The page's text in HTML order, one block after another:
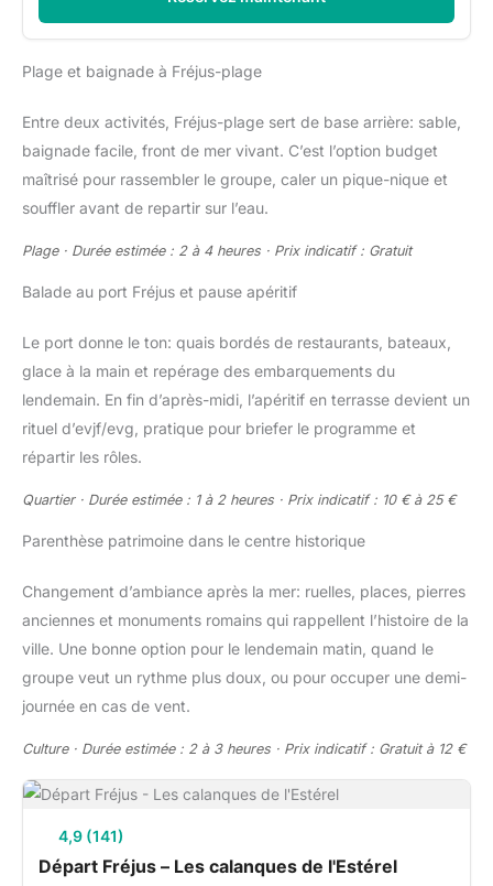
Plage et baignade à Fréjus-plage
Entre deux activités, Fréjus-plage sert de base arrière: sable,
baignade facile, front de mer vivant. C’est l’option budget
maîtrisé pour rassembler le groupe, caler un pique-nique et
souffler avant de repartir sur l’eau.
Plage · Durée estimée : 2 à 4 heures · Prix indicatif : Gratuit
Balade au port Fréjus et pause apéritif
Le port donne le ton: quais bordés de restaurants, bateaux,
glace à la main et repérage des embarquements du
lendemain. En fin d’après-midi, l’apéritif en terrasse devient un
rituel d’evjf/evg, pratique pour briefer le programme et
répartir les rôles.
Quartier · Durée estimée : 1 à 2 heures · Prix indicatif : 10 € à 25 €
Parenthèse patrimoine dans le centre historique
Changement d’ambiance après la mer: ruelles, places, pierres
anciennes et monuments romains qui rappellent l’histoire de la
ville. Une bonne option pour le lendemain matin, quand le
groupe veut un rythme plus doux, ou pour occuper une demi-
journée en cas de vent.
Culture · Durée estimée : 2 à 3 heures · Prix indicatif : Gratuit à 12 €
4,9 (141)
Départ Fréjus – Les calanques de l'Estérel